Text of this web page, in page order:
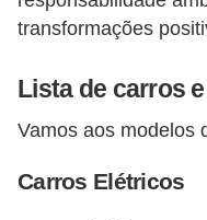
transformações
Lista de carros
Vamos aos modelos
Carros Elétricos